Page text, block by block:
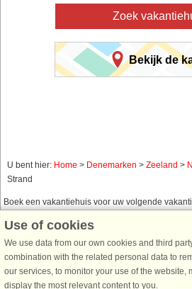
Zoek
Bekijk de
U bent hier: Home > Denemarken > Zeeland >
Strand
Boek een vakantiehuis voor uw volgende
Gebruik ons eenvoudig zoeksysteem hieronder
in de omgeving waar u naar op zoek bent. U
kiezen voor bijvoorbeeld zeezicht, zwembad,
Use of cookies
We use data from our own cookies and third
combination with the related personal data to
our services, to monitor your use of the website,
display the most relevant content to you.